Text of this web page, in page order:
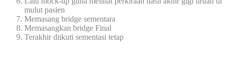
mulut pasien
Memasang bridge sementara
Memasangkan bridge Final
Terakhir diikuti sementasi tetap